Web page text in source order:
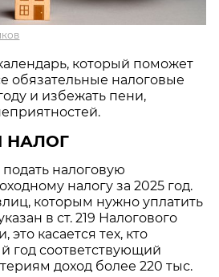
который поможет
обязательные налоговые
и избежать пени,
налоговую
налогу за 2025 год.
которым нужно уплатить
в ст. 219 Налогового
это касается тех, кто
год соответствующий
доход более 220 тыс.